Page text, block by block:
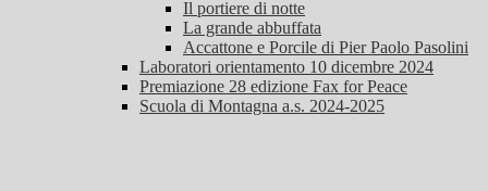
Il portiere di notte
La grande abbuffata
Accattone e Porcile di Pier Paolo Pasolini
Laboratori orientamento 10 dicembre 2024
Premiazione 28 edizione Fax for Peace
Scuola di Montagna a.s. 2024-2025